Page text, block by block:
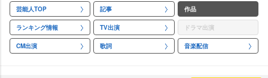
芸能人TOP 記事 作品
ランキング情報 TV出演 ドラマ出演
CM出演 歌詞 音楽配信